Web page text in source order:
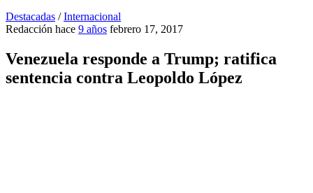
Destacadas /Internacional
Redacción hace 9 años febrero 17, 2017
Venezuela responde a Trump; ratifica
sentencia contra Leopoldo López